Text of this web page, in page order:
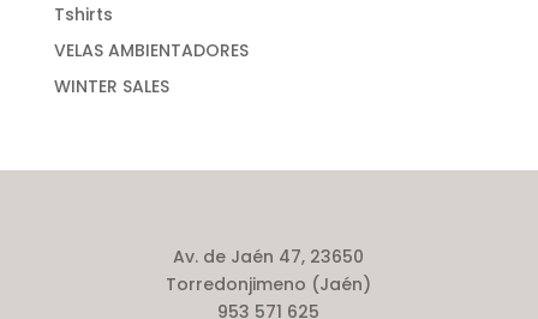
Tshirts
VELAS AMBIENTADORES
WINTER SALES
Av. de Jaén 47, 23650
Torredonjimeno (Jaén)
953 571 625